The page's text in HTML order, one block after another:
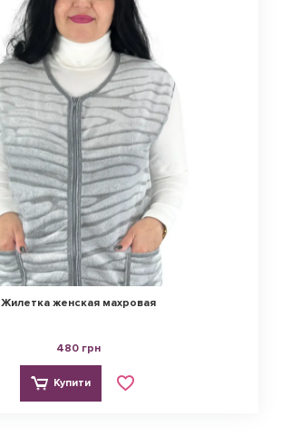
Жилетка женская махровая
480 грн
Купити